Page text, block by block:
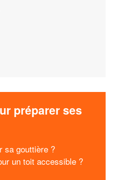
préparer ses
sa gouttière ?
un toit accessible ?